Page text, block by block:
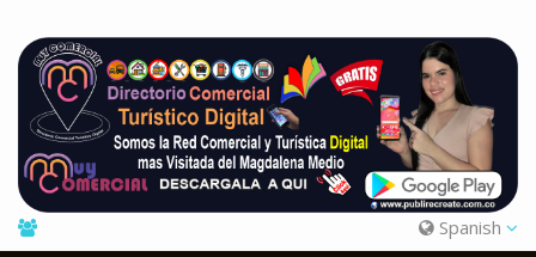
Spanish